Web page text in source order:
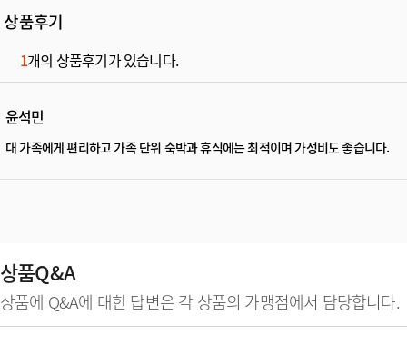
상품후기
1개의 상품후기가 있습니다.
윤석민
대 가족에게 편리하고 가족 단위 숙박과 휴식에는 최적이며 가성비도 좋습니다.
상품Q&A
상품에 Q&A에 대한 답변은 각 상품의 가맹점에서 담당합니다.